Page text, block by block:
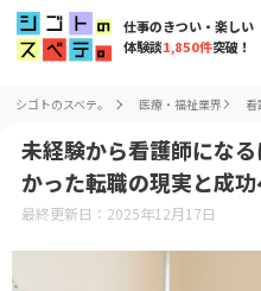
仕事のきつい・楽しい
体験談1,850件突破！
シゴトのスベテ。 医療・福祉業界 看
未経験から看護師にな
かった転職の現実と成
最終更新日：2025年12月17日